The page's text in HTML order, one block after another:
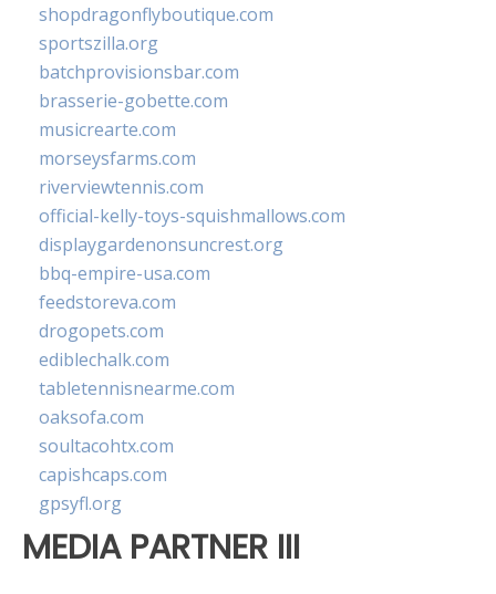
shopdragonflyboutique.com
sportszilla.org
batchprovisionsbar.com
brasserie-gobette.com
musicrearte.com
morseysfarms.com
riverviewtennis.com
official-kelly-toys-squishmallows.com
displaygardenonsuncrest.org
bbq-empire-usa.com
feedstoreva.com
drogopets.com
ediblechalk.com
tabletennisnearme.com
oaksofa.com
soultacohtx.com
capishcaps.com
gpsyfl.org
MEDIA PARTNER III